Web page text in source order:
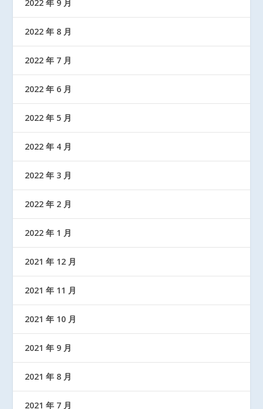
2022 年 9 月
2022 年 8 月
2022 年 7 月
2022 年 6 月
2022 年 5 月
2022 年 4 月
2022 年 3 月
2022 年 2 月
2022 年 1 月
2021 年 12 月
2021 年 11 月
2021 年 10 月
2021 年 9 月
2021 年 8 月
2021 年 7 月